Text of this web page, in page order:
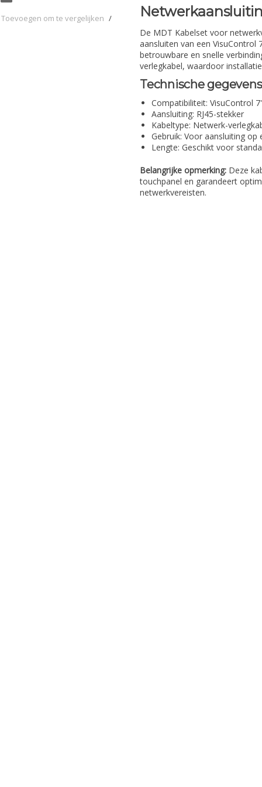
Toevoegen om te vergelijken /
De MDT Kabelset voor
aansluiten van een
betrouwbare en snelle
verlegkabel, waardoor
Technische
Compatibiliteit: VisuControl
Aansluiting: RJ45-stekker
Kabeltype: Netwerk-
Gebruik: Voor aansluiting op
Lengte: Geschikt voor
Belangrijke opmerking: Deze
touchpanel en garandeert
netwerkvereisten.